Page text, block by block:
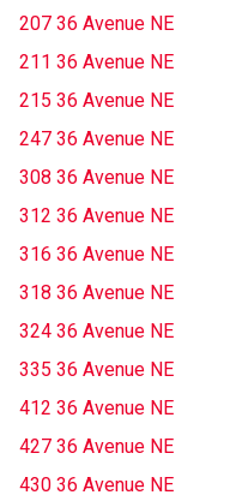
207 36 Avenue NE
211 36 Avenue NE
215 36 Avenue NE
247 36 Avenue NE
308 36 Avenue NE
312 36 Avenue NE
316 36 Avenue NE
318 36 Avenue NE
324 36 Avenue NE
335 36 Avenue NE
412 36 Avenue NE
427 36 Avenue NE
430 36 Avenue NE